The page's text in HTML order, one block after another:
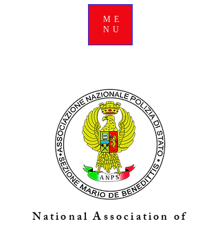
ME
NU
National Association of